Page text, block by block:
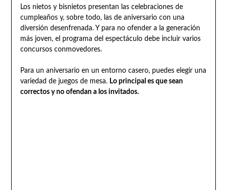
Los nietos y bisnietos presentan las celebraciones de
cumpleaños y, sobre todo, las de aniversario con una
diversión desenfrenada. Y para no ofender a la generación
más joven, el programa del espectáculo debe incluir varios
concursos conmovedores.
Para un aniversario en un entorno casero, puedes elegir una
variedad de juegos de mesa. Lo principal es que sean
correctos y no ofendan a los invitados.